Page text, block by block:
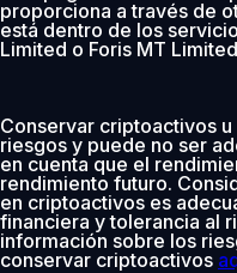
proporciona a través de
está dentro de los
Limited o Foris MT
Conservar criptoactivos
riesgos y puede no ser
en cuenta que el
rendimiento futuro.
en criptoactivos es
financiera y tolerancia al
información sobre los
conservar criptoactivos